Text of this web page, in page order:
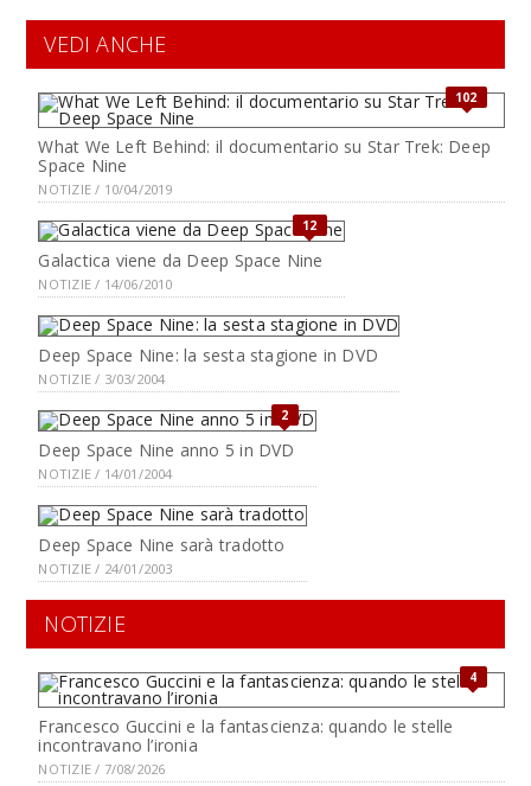
VEDI ANCHE
102
What We Left Behind: il documentario su Star Trek: Deep
Space Nine
NOTIZIE / 10/04/2019
12
Galactica viene da Deep Space Nine
NOTIZIE / 14/06/2010
Deep Space Nine: la sesta stagione in DVD
NOTIZIE / 3/03/2004
2
Deep Space Nine anno 5 in DVD
NOTIZIE / 14/01/2004
Deep Space Nine sarà tradotto
NOTIZIE / 24/01/2003
NOTIZIE
4
Francesco Guccini e la fantascienza: quando le stelle
incontravano l’ironia
NOTIZIE / 7/08/2026